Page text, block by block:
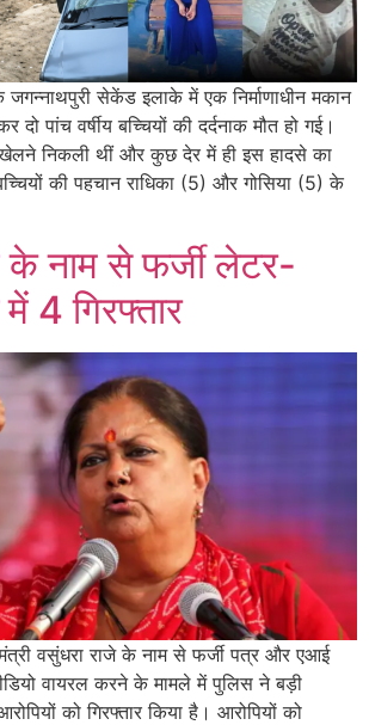
जगन्नाथपुरी सेकेंड इलाके में एक निर्माणाधीन मकान
पांच वर्षीय बच्चियों की दर्दनाक मौत हो गई।
खेलने निकली थीं और कुछ देर में ही इस हादसे का
की पहचान राधिका (5) और गोसिया (5) के
के नाम से फर्जी लेटर-
4 गिरफ्तार
वसुंधरा राजे के नाम से फर्जी पत्र और एआई
वायरल करने के मामले में पुलिस ने बड़ी
को गिरफ्तार किया है। आरोपियों को